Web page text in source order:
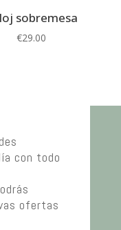
sobremesa
€29.00
con todo
ofertas